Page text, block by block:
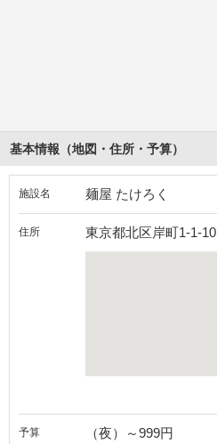
基本情報（地図・住所・予算）
施設名 麺屋 たけろく
住所 東京都北区岸町1-1-10
予算
（夜）～999円